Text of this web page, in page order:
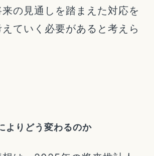
の見通しを踏まえた対応を
ていく必要があると考えら
よりどう変わるのか